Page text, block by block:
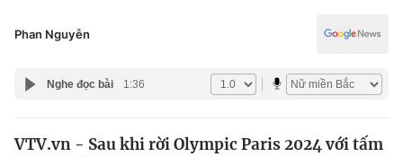
Phong cách
Chân dung
Sự kiện
Bên lề
Phan Nguyễn
Nghe đọc bài 1:36
VTV.vn - Sau khi rời Olympic Paris 2024 với tấm